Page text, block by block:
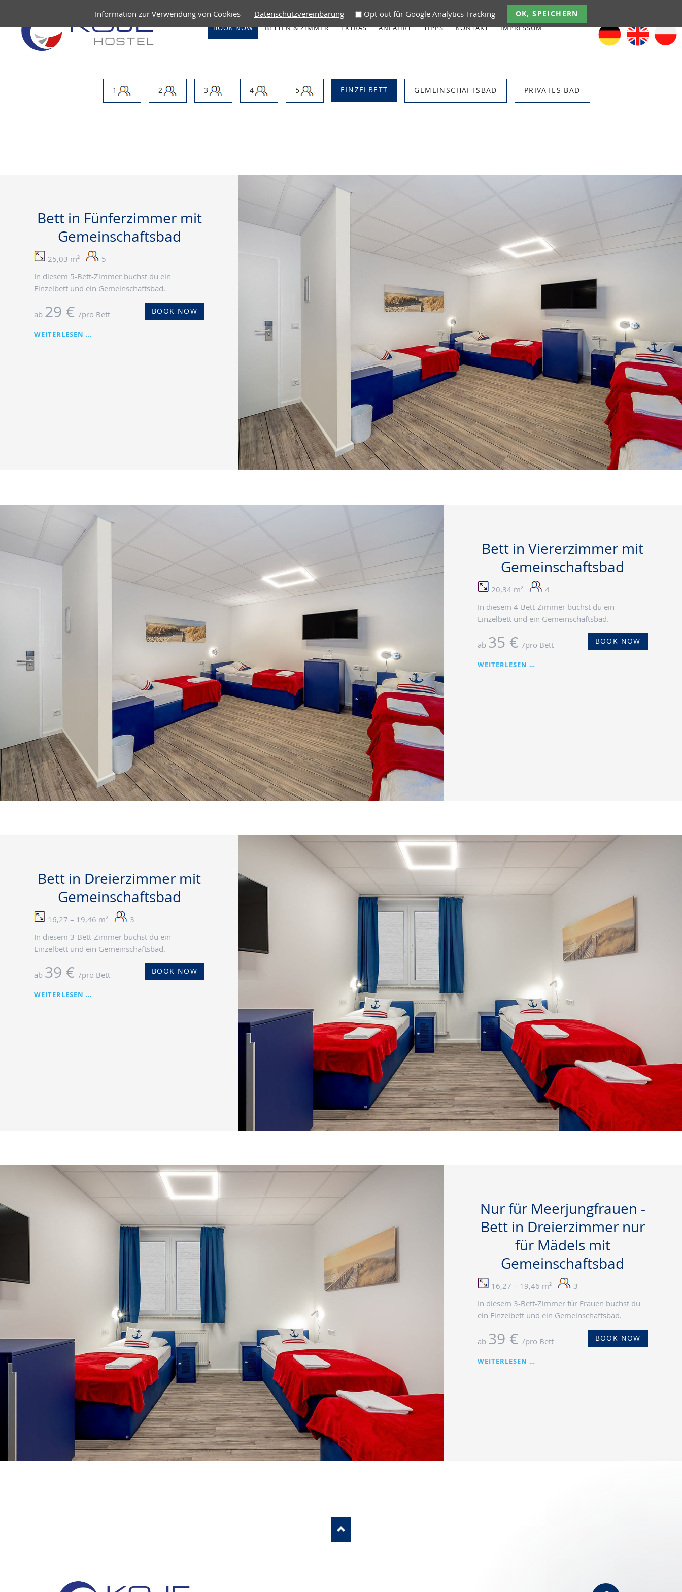
BOOK NOW BETTEN & ZIMMER EXTRAS ANFAHRT TIPPS KONTAKT IMPRESSUM
1 2 3 4 5 EINZELBETT GEMEINSCHAFTSBAD PRIVATES BAD
Bett in Fünferzimmer mit
Gemeinschaftsbad
25,03 m²
5
In diesem 5-Bett-Zimmer buchst du ein
Einzelbett und ein Gemeinschaftsbad.
ab 29 €/pro Bett BOOK NOW
WEITERLESEN …
Bett in Viererzimmer mit
Gemeinschaftsbad
20,34 m²
4
In diesem 4-Bett-Zimmer buchst du ein
Einzelbett und ein Gemeinschaftsbad.
ab 35 € /pro Bett BOOK NOW
WEITERLESEN …
Bett in Dreierzimmer mit
Gemeinschaftsbad
16,27 – 19,46 m²
3
In diesem 3-Bett-Zimmer buchst du ein
Einzelbett und ein Gemeinschaftsbad.
ab 39 €/pro Bett BOOK NOW
WEITERLESEN …
Nur für Meerjungfrauen -
Bett in Dreierzimmer nur
für Mädels mit
Gemeinschaftsbad
16,27 – 19,46 m²
3
In diesem 3-Bett-Zimmer für Frauen buchst du
ein Einzelbett und ein Gemeinschaftsbad.
ab 39 € /pro Bett BOOK NOW
WEITERLESEN …NUR
Information zur Verwendung von Cookies Datenschutzvereinbarung Opt-out für Google Analytics Tracking OK, SPEICHERN